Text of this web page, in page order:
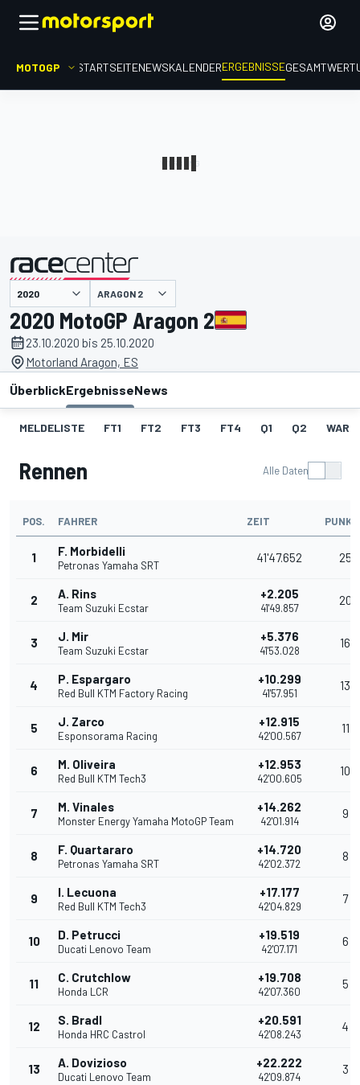
MOTOGP STARTSEITENEWSKALENDERERGEBNISSE
ARAGON 2
2020 MotoGP Aragon 2
23.10.2020 bis 25.10.2020
Motorland Aragon, ES
ÜberblickErgebnisseNews
MELDELISTE FT1 FT2 FT3 FT4 Q1 Q2
Rennen Alle Daten
POS. FAHRER ZEIT
1 F. Morbidelli
Petronas Yamaha SRT
41'47.652 25
2 A. Rins
Team Suzuki Ecstar
+2.205
41'49.857
20
3 J. Mir
Team Suzuki Ecstar
+5.376
41'53.028
16
4 P. Espargaro
Red Bull KTM Factory Racing
+10.299
41'57.951
13
5 J. Zarco
Esponsorama Racing
+12.915
42'00.567
11
6 M. Oliveira
Red Bull KTM Tech3
+12.953
42'00.605
10
7 M. Vinales
Monster Energy Yamaha MotoGP Team
+14.262
42'01.914
9
8 F. Quartararo
Petronas Yamaha SRT
+14.720
42'02.372
8
9 I. Lecuona
Red Bull KTM Tech3
+17.177
42'04.829
7
10 D. Petrucci
Ducati Lenovo Team
+19.519
42'07.171
6
11 C. Crutchlow
Honda LCR
+19.708
42'07.360
5
12 S. Bradl
Honda HRC Castrol
+20.591
42'08.243
4
13 A. Dovizioso
Ducati Lenovo Team
+22.222
42'09.874
3